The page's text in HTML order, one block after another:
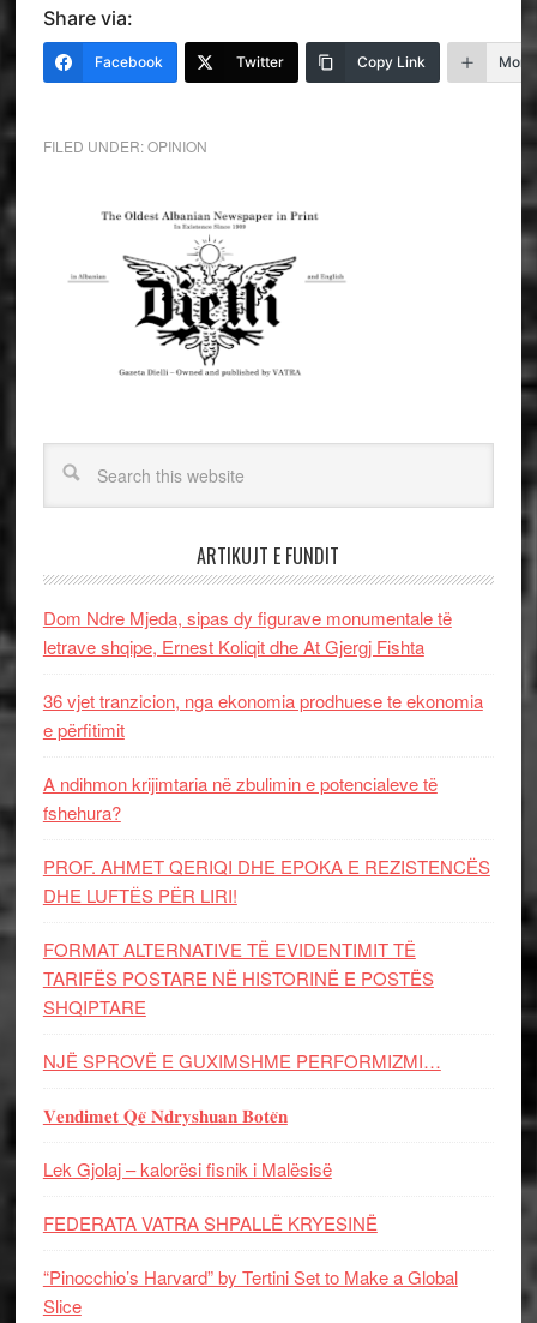
Share via:
Facebook Twitter Copy Link More
FILED UNDER:OPINION
ARTIKUJT E FUNDIT
Dom Ndre Mjeda, sipas dy figurave monumentale të
letrave shqipe, Ernest Koliqit dhe At Gjergj Fishta
36 vjet tranzicion, nga ekonomia prodhuese te ekonomia
e përfitimit
A ndihmon krijimtaria në zbulimin e potencialeve të
fshehura?
PROF. AHMET QERIQI DHE EPOKA E REZISTENCЁS
DHE LUFTЁS PЁR LIRI!
FORMAT ALTERNATIVE TË EVIDENTIMIT TË
TARIFËS POSTARE NË HISTORINË E POSTËS
SHQIPTARE
NJË SPROVË E GUXIMSHME PERFORMIZMI…
𝐕𝐞𝐧𝐝𝐢𝐦𝐞𝐭 𝐐𝐞̈ 𝐍𝐝𝐫𝐲𝐬𝐡𝐮𝐚𝐧 𝐁𝐨𝐭𝐞̈𝐧
Lek Gjolaj – kalorësi fisnik i Malësisë
FEDERATA VATRA SHPALLË KRYESINË
“Pinocchio’s Harvard” by Tertini Set to Make a Global
Slice